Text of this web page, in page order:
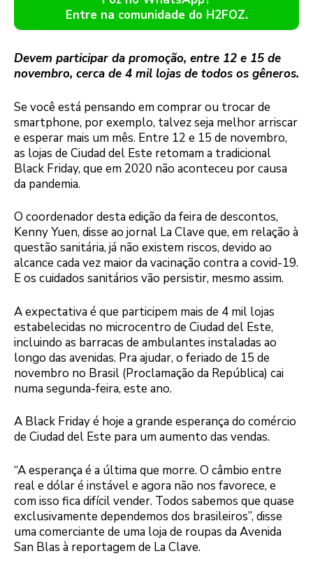
Entre na comunidade do H2FOZ.
Devem participar da promoção, entre 12 e 15 de
novembro, cerca de 4 mil lojas de todos os gêneros.
Se você está pensando em comprar ou trocar de
smartphone, por exemplo, talvez seja melhor arriscar
e esperar mais um mês. Entre 12 e 15 de novembro,
as lojas de Ciudad del Este retomam a tradicional
Black Friday, que em 2020 não aconteceu por causa
da pandemia.
O coordenador desta edição da feira de descontos,
Kenny Yuen, disse ao jornal La Clave que, em relação à
questão sanitária, já não existem riscos, devido ao
alcance cada vez maior da vacinação contra a covid-19.
E os cuidados sanitários vão persistir, mesmo assim.
A expectativa é que participem mais de 4 mil lojas
estabelecidas no microcentro de Ciudad del Este,
incluindo as barracas de ambulantes instaladas ao
longo das avenidas. Pra ajudar, o feriado de 15 de
novembro no Brasil (Proclamação da República) cai
numa segunda-feira, este ano.
A Black Friday é hoje a grande esperança do comércio
de Ciudad del Este para um aumento das vendas.
“A esperança é a última que morre. O câmbio entre
real e dólar é instável e agora não nos favorece, e
com isso fica difícil vender. Todos sabemos que quase
exclusivamente dependemos dos brasileiros”, disse
uma comerciante de uma loja de roupas da Avenida
San Blas à reportagem de La Clave.